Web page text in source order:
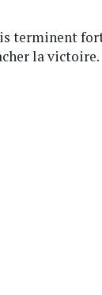
terminent
la victoire.